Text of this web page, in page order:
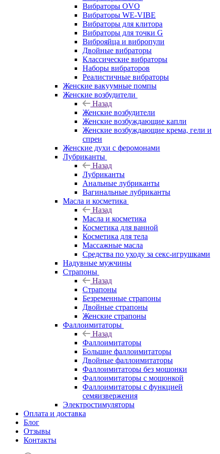
Вибраторы OVO
Вибраторы WE-VIBE
Вибраторы для клитора
Вибраторы для точки G
Виброяйца и вибропули
Двойные вибраторы
Классические вибраторы
Наборы вибраторов
Реалистичные вибраторы
Женские вакуумные помпы
Женские возбудители
Назад
Женские возбудители
Женские возбуждающие капли
Женские возбуждающие крема, гели и
спреи
Женские духи с феромонами
Лубриканты
Назад
Лубриканты
Анальные лубриканты
Вагинальные лубриканты
Масла и косметика
Назад
Масла и косметика
Косметика для ванной
Косметика для тела
Массажные масла
Средства по уходу за секс-игрушками
Надувные мужчины
Страпоны
Назад
Страпоны
Безременные страпоны
Двойные страпоны
Женские страпоны
Фаллоимитаторы
Назад
Фаллоимитаторы
Большие фаллоимитаторы
Двойные фаллоимитаторы
Фаллоимитаторы без мошонки
Фаллоимитаторы с мошонкой
Фаллоимитаторы с функцией
семяизвержения
Электростимуляторы
Оплата и доставка
Блог
Отзывы
Контакты